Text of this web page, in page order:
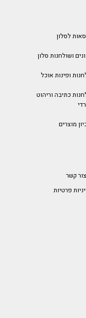
לסלון
ושולחנות סלון
ופינות אוכל
כתיבה וריהוט
מוצרים
צור קשר
פרטיות